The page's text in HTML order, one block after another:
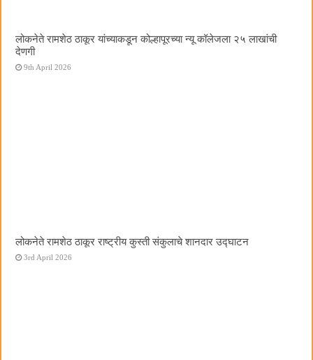
लोकनेते रामशेठ ठाकूर यांच्याकडून कोल्हापूरच्या न्यू कॉलेजला २५ लाखांची
देणगी
9th April 2026
लोकनेते रामशेठ ठाकूर राष्ट्रीय कुस्ती संकुलाचे शानदार उद्घाटन
3rd April 2026